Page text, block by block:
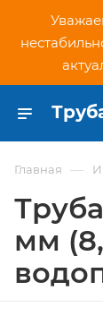
Главная —
мм